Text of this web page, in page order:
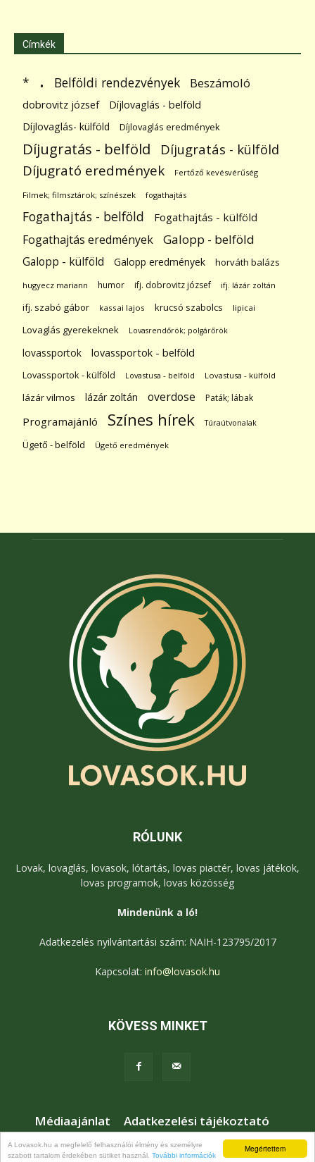
Megértettem
A Lovasok.hu a megfelelő felhasználói élmény és személyre
szabott tartalom érdekében sütiket használ. További információk
Címkék
* . Belföldi rendezvények Beszámoló
dobrovitz józsef
Díjlovaglás - belföld
Díjlovaglás- külföld
Díjlovaglás eredmények
Díjugratás - belföld Díjugratás - külföld
Díjugrató eredmények Fertőző kevésvérűség
Filmek; filmsztárok; színészek fogathajtás
Fogathajtás - belföld Fogathajtás - külföld
Fogathajtás eredmények Galopp - belföld
Galopp - külföld Galopp eredmények horváth balázs
hugyecz mariann humor ifj. dobrovitz józsef ifj. lázár zoltán
ifj. szabó gábor kassai lajos krucsó szabolcs lipicai
Lovaglás gyerekeknek Lovasrendőrök; polgárőrök
lovassportok lovassportok - belföld
Lovassportok - külföld Lovastusa - belföld Lovastusa - külföld
lázár vilmos lázár zoltán overdose Paták; lábak
Programajánló Színes hírek Túraútvonalak
Ügető - belföld Ügető eredmények
RÓLUNK
Lovak, lovaglás, lovasok, lótartás, lovas piactér, lovas játékok,
lovas programok, lovas közösség
Mindenünk a ló!
Adatkezelés nyilvántartási szám: NAIH-123795/2017
Kapcsolat: info@lovasok.hu
KÖVESS MINKET
Médiaajánlat
Adatkezelési tájékoztató
Jogi nyilatkozat
Karrier Kapcsolat